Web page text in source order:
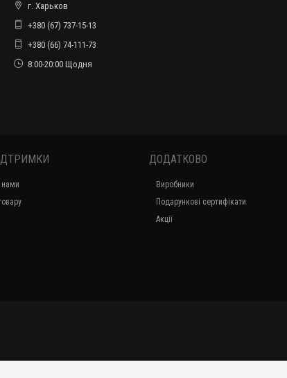
г. Харьков
+380 (67) 737-15-13
+380 (66) 74-111-73
8:00-20:00 Щодня
нами
ДОДАТКОВО
Виробники
Подарункові сертифікати
Акції